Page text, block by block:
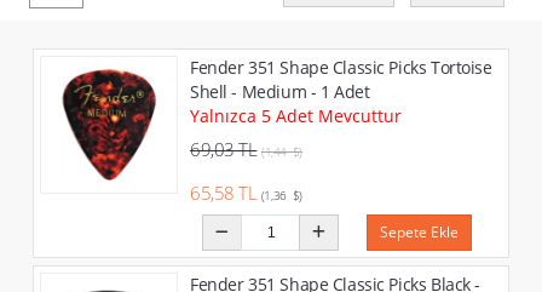
Fender 351 Shape Classic Picks Tortoise
Shell - Medium - 1 Adet
Yalnızca 5 Adet Mevcuttur
69,03 TL (1,44 $)
65,58 TL (1,36 $)
Sepete Ekle
Fender 351 Shape Classic Picks Black -